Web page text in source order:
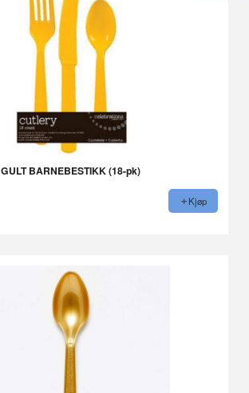
GULT BARNEBESTIKK (18-pk)
Kjøp